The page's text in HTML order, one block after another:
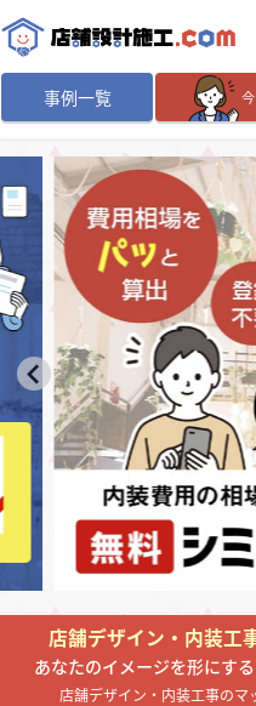
事例一覧
デザイン設計・施工業者を
店舗・商業施設の 施工事
マッチング案件一覧
店舗設計施工.comとは
内装の費用相場シミュレー
掲載希望のデザイン設計・
店舗開業・改装を
店舗デザイン・内装工
あなたのイメージを形にす
店舗デザイン・内装工事の